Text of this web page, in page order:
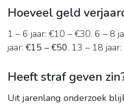
Hoeveel geld
1 – 6 jaar: €10 – €30. 6 – 8
jaar: €15 – €50. 13 – 18
Heeft straf geven
Uit jarenlang onderzoek